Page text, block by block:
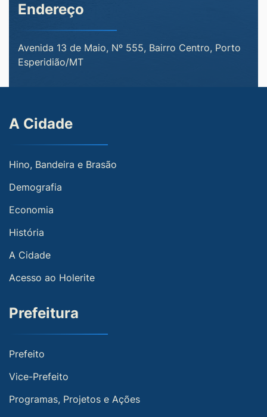
Endereço
Avenida 13 de Maio, Nº 555, Bairro Centro, Porto
Esperidião/MT
A Cidade
Hino, Bandeira e Brasão
Demografia
Economia
História
A Cidade
Acesso ao Holerite
Prefeitura
Prefeito
Vice-Prefeito
Programas, Projetos e Ações